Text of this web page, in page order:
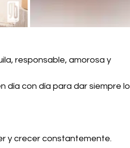
responsable, amorosa y
día con día para dar siempre lo
y crecer constantemente.